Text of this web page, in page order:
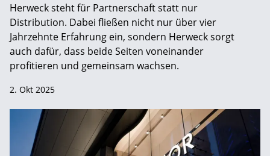
Herweck steht für Partnerschaft statt nur
Distribution. Dabei fließen nicht nur über vier
Jahrzehnte Erfahrung ein, sondern Herweck sorgt
auch dafür, dass beide Seiten voneinander
profitieren und gemeinsam wachsen.
2. Okt 2025